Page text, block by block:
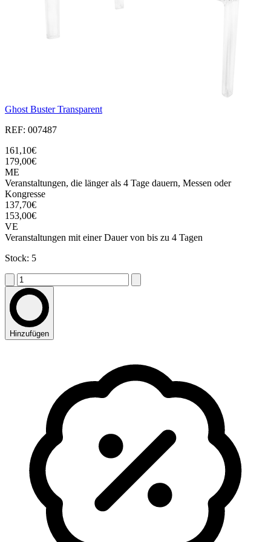
Ghost Buster Transparent
REF: 007487
161,10€
179,00€
ME
Veranstaltungen, die länger als 4 Tage dauern, Messen oder
Kongresse
137,70€
153,00€
VE
Veranstaltungen mit einer Dauer von bis zu 4 Tagen
Stock: 5
Hinzufügen